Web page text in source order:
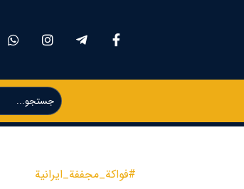
#فواكة_مجففة_ايرانية